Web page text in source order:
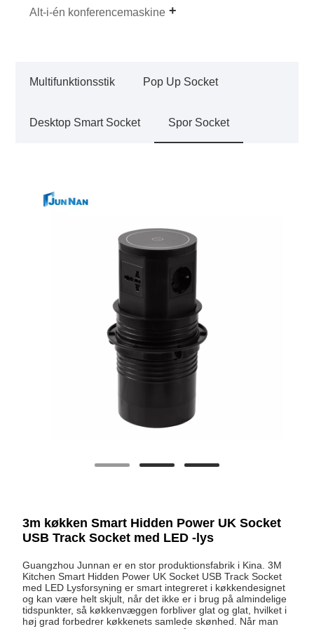
Alt-i-én konferencemaskine
Multifunktionsstik Pop Up Socket
Desktop Smart Socket Spor Socket
3m køkken Smart Hidden Power UK Socket
USB Track Socket med LED -lys
Guangzhou Junnan er en stor produktionsfabrik i Kina. 3M
Kitchen Smart Hidden Power UK Socket USB Track Socket
med LED Lysforsyning er smart integreret i køkkendesignet
og kan være helt skjult, når det ikke er i brug på almindelige
tidspunkter, så køkkenvæggen forbliver glat og glat, hvilket i
høj grad forbedrer køkkenets samlede skønhed. Når man